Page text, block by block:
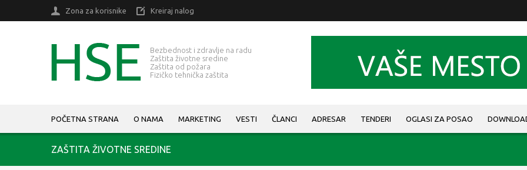
Zona za korisnike Kreiraj nalog
Bezbednost i zdravlje na radu
Zaštita životne sredine
Zaštita od požara
Fizičko tehnička zaštita
POČETNA STRANA O NAMA MARKETING VESTI ČLANCI ADRESAR TENDERI OGLASI ZA POSAO
ZAŠTITA ŽIVOTNE SREDINE